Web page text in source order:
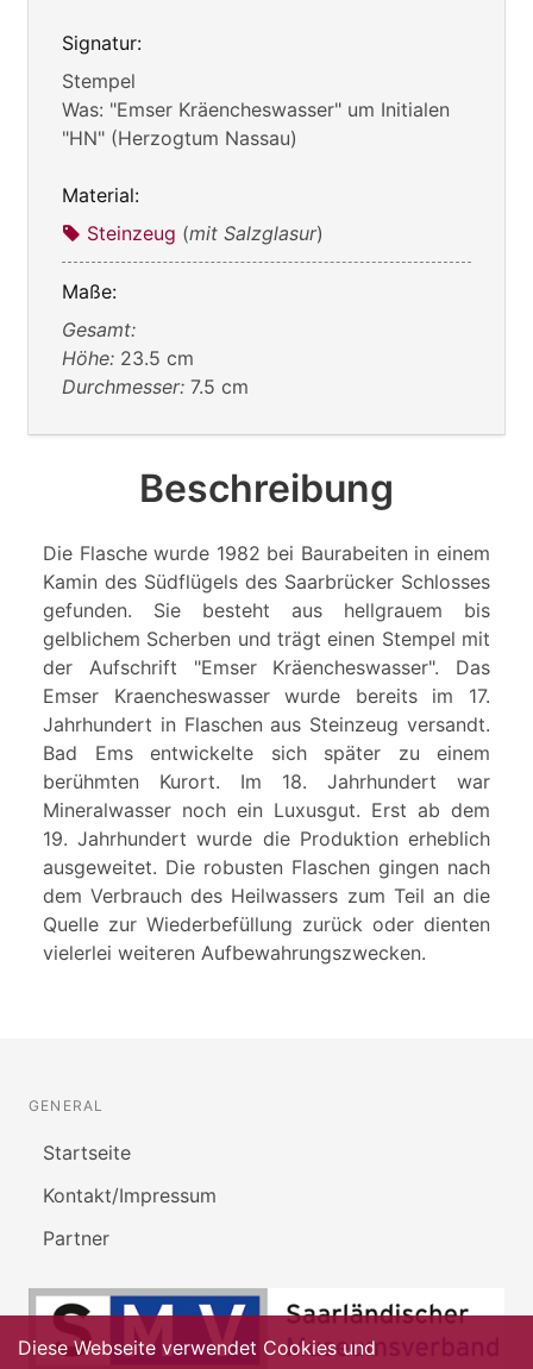
Signatur:
Stempel
Was: "Emser Kräencheswasser" um Initialen
"HN" (Herzogtum Nassau)
Material:
Steinzeug (mit Salzglasur)
Maße:
Gesamt:
Höhe: 23.5 cm
Durchmesser: 7.5 cm
Beschreibung
Die Flasche wurde 1982 bei Baurabeiten in einem
Kamin des Südflügels des Saarbrücker Schlosses
gefunden. Sie besteht aus hellgrauem bis
gelblichem Scherben und trägt einen Stempel mit
der Aufschrift "Emser Kräencheswasser". Das
Emser Kraencheswasser wurde bereits im 17.
Jahrhundert in Flaschen aus Steinzeug versandt.
Bad Ems entwickelte sich später zu einem
berühmten Kurort. Im 18. Jahrhundert war
Mineralwasser noch ein Luxusgut. Erst ab dem
19. Jahrhundert wurde die Produktion erheblich
ausgeweitet. Die robusten Flaschen gingen nach
dem Verbrauch des Heilwassers zum Teil an die
Quelle zur Wiederbefüllung zurück oder dienten
vielerlei weiteren Aufbewahrungszwecken.
GENERAL
Startseite
Kontakt/Impressum
Partner
Diese Webseite verwendet Cookies und